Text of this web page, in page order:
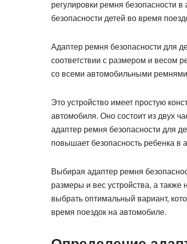
регулировки ремня безопасности
безопасности детей во время
Адаптер ремня безопасности для
соответствии с размером и весом
со всеми автомобильными ремнями
Это устройство имеет простую
автомобиля. Оно состоит из двух
адаптер ремня безопасности для
повышает безопасность ребенка в
Выбирая адаптер ремня
размеры и вес устройства, а
выбрать оптимальный вариант,
время поездок на автомобиле.